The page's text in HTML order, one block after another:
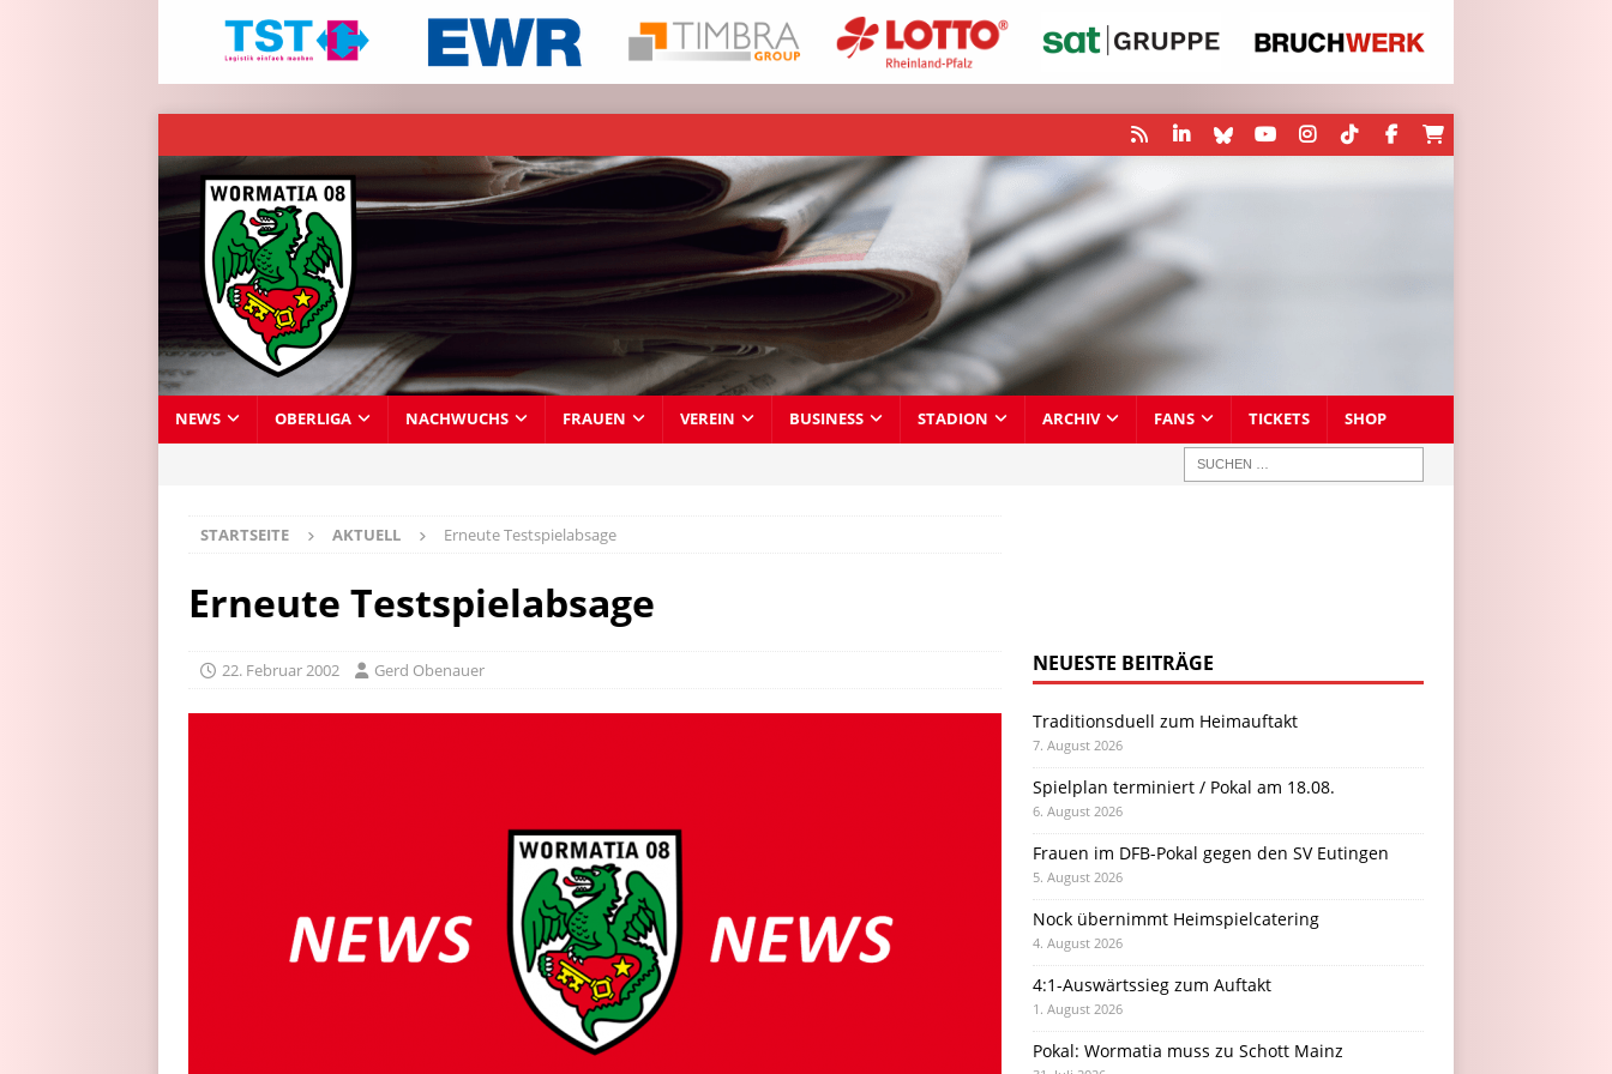
NEWS OBERLIGA NACHWUCHS FRAUEN VEREIN BUSINESS STADION ARCHIV FANS TICKETS SHOP
STARTSEITE AKTUELL Erneute Testspielabsage
Erneute Testspielabsage
22. Februar 2002 Gerd Obenauer NEUESTE BEITRÄGE
Traditionsduell zum Heimauftakt
7. August 2026
Spielplan terminiert / Pokal am 18.08.
6. August 2026
Frauen im DFB-Pokal gegen den SV Eutingen
5. August 2026
Nock übernimmt Heimspielcatering
4. August 2026
4:1-Auswärtssieg zum Auftakt
1. August 2026
Pokal: Wormatia muss zu Schott Mainz